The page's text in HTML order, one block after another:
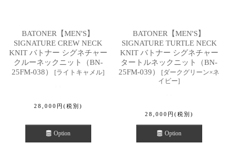
BATONER【MEN'S】
SIGNATURE CREW NECK
KNIT バトナー シグネチャー
クルーネックニット（BN-
25FM-038）
[ライトキャメル]
28,000 円 (税別)
Option
BATONER【MEN'S】
SIGNATURE TURTLE NECK
KNIT バトナー シグネチャー
タートルネックニット（BN-
25FM-039）
[ダークグリーン×ネ
イビー]
28,000 円 (税別)
Option